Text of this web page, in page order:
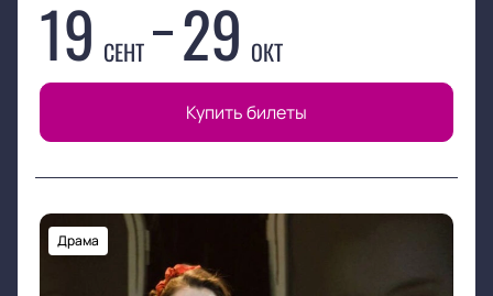
19 СЕНТ 29 ОКТ
Купить билеты
Драма